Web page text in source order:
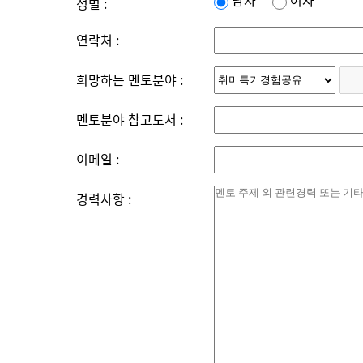
연락처 :
희망하는 멘토분야 :
멘토분야 참고도서 :
이메일 :
경력사항 :